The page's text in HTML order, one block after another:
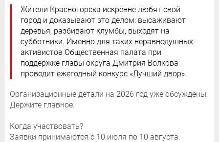
Жители Красногорска искренне любят свой
город и доказывают это делом: высаживают
деревья, разбивают клумбы, выходят на
субботники. Именно для таких неравнодушных
активистов Общественная палата при
поддержке главы округа Дмитрия Волкова
проводит ежегодный конкурс «Лучший двор».
Организационные детали на 2026 год уже обсуждены.
Держите главное:
Когда участвовать?
Заявки принимаются с 10 июля по 10 августа.